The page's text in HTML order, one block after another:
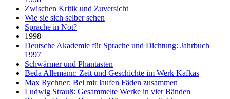
Zwischen Kritik und Zuversicht
Wie sie sich selber sehen
Sprache in Not?
1998
Deutsche Akademie für Sprache und Dichtung: Jahrbuch
1997
Schwärmer und Phantasten
Beda Allemann: Zeit und Geschichte im Werk Kafkas
Max Rychner: Bei mir laufen Fäden zusammen
Ludwig Strauß: Gesammelte Werke in vier Bänden